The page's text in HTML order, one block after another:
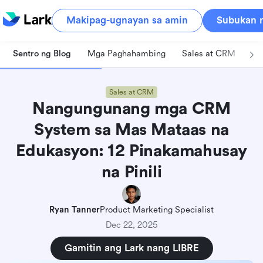
Makipag-ugnayan sa amin Subukan
Sentro ng Blog Mga Paghahambing Sales at CRM
Sales at CRM
Nangungunang mga CRM
System sa Mas Mataas na
Edukasyon: 12 Pinakamahusay
na Pinili
Ryan TannerProduct Marketing Specialist
Dec 22, 2025
Gamitin ang Lark nang LIBRE